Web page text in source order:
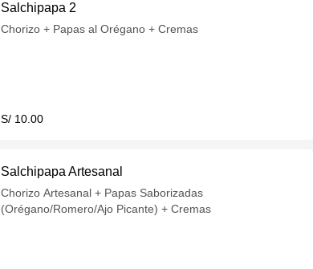
Salchipapa 2
Chorizo + Papas al Orégano + Cremas
S/ 10.00
Salchipapa Artesanal
Chorizo Artesanal + Papas Saborizadas
(Orégano/Romero/Ajo Picante) + Cremas